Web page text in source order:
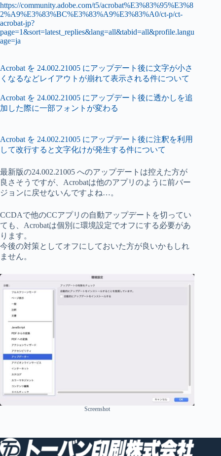
https://community.adobe.com/t5/acrobat%E3%83%95%E3%8
2%A9%E3%83%BC%E3%83%A9%E3%83%A0/ct-p/ct-
acrobat-jp?
page=1&sort=latest_replies&lang=all&tabid=all&profile.langu
age=ja
Acrobat を 24.002.21005 にアップデート後に文字が小さ
くなるなどレイアウトが崩れて表示される件について
Acrobat を 24.002.21005 にアップデート後に透かしを追
加した際に一部フォントが変わる
Acrobat を 24.002.21005 にアップデート後に注釈を利用
して改行すると文字化けが発生する件について
最新版の24.002.21005 へのアップデートは控えた方が
良さそうですが、Acrobatは他のアプリのように前バー
ジョンに戻せないんですよね…。
CCDAで他のCCアプリの自動アップデートを切ってい
ても、Acrobatは個別に環境設定でオフにする必要があ
ります。
今後の対策としてオフにしておいた方が良いかもしれ
ません。
Screenshot